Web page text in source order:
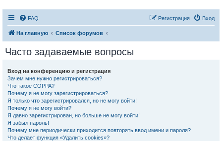
FAQ Вход
Регистрация
На главную Список форумов
Часто задаваемые вопросы
Вход на конференцию и регистрация
Зачем мне нужно регистрироваться?
Что такое COPPA?
Почему я не могу зарегистрироваться?
Я только что зарегистрировался, но не могу войти!
Почему я не могу войти?
Я давно зарегистрирован, но больше не могу войти!
Я забыл пароль!
Почему мне периодически приходится повторять ввод имени и пароля?
Что делает функция «Удалить cookies»?